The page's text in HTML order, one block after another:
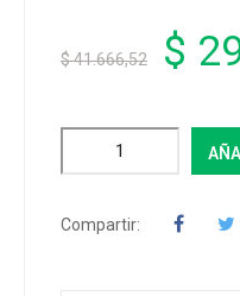
$ 41.666,52 $
Compartir: